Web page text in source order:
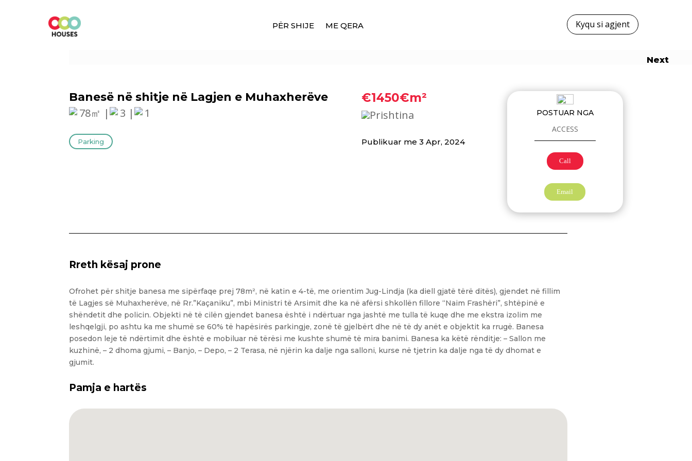
PËR SHIJE ME QERA Kyqu si agjent
Next
Banesë në shitje në Lagjen e Muhaxherëve
78㎡ |
3 | 1
Parking
€1450€m²
Prishtina
Publikuar me 3 Apr, 2024
POSTUAR NGA
ACCESS
Call
Email
Rreth kësaj prone
Ofrohet për shitje banesa me sipërfaqe prej 78m², në katin e 4-të, me orientim Jug-Lindja (ka diell gjatë tërë ditës), gjendet në fillim
të Lagjes së Muhaxherëve, në Rr.”Kaçaniku”, mbi Ministri të Arsimit dhe ka në afërsi shkollën fillore “Naim Frashëri”, shtëpinë e
shëndetit dhe policin. Objekti në të cilën gjendet banesa është i ndërtuar nga jashtë me tulla të kuqe dhe me ekstra izolim me
leshqelgji, po ashtu ka me shumë se 60% të hapësirës parkingje, zonë të gjelbërt dhe në të dy anët e objektit ka rrugë. Banesa
posedon leje të ndërtimit dhe është e mobiluar në tërësi me kushte shumë të mira banimi. Banesa ka këtë rënditje: – Sallon me
kuzhinë, – 2 dhoma gjumi, – Banjo, – Depo, – 2 Terasa, në njërin ka dalje nga salloni, kurse në tjetrin ka dalje nga të dy dhomat e
gjumit.
Pamja e hartës